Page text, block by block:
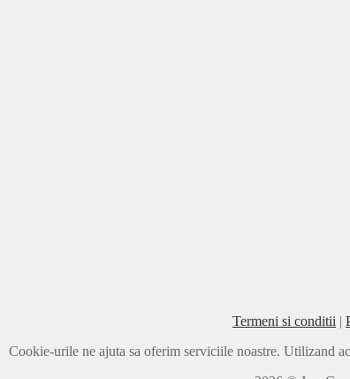
Termeni si conditii |
Cookie-urile ne ajuta sa oferim serviciile noastre. Utilizand